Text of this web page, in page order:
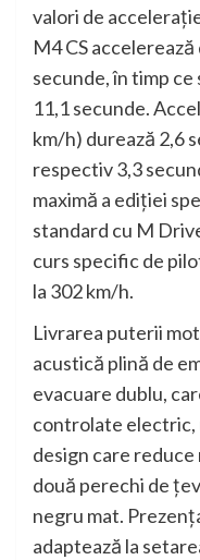
valori de
M4 CS
secunde, în timp
11,1 secunde.
km/h) durează 2,6
respectiv 3,3
maximă a ediţiei
standard cu M
curs specific de
la 302 km/h.
Livrarea puterii
acustică plină de
evacuare dublu,
controlate electric,
design care reduce
două perechi de
negru mat.
adaptează la